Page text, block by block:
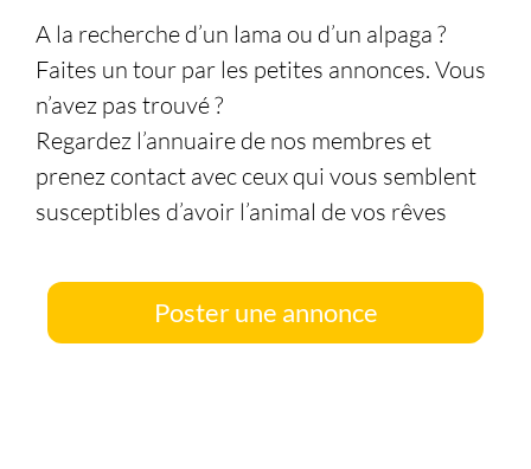
A la recherche d’un lama ou d’un alpaga ?
Faites un tour par les petites annonces. Vous
n’avez pas trouvé ?
Regardez l’annuaire de nos membres et
prenez contact avec ceux qui vous semblent
susceptibles d’avoir l’animal de vos rêves
Poster une annonce